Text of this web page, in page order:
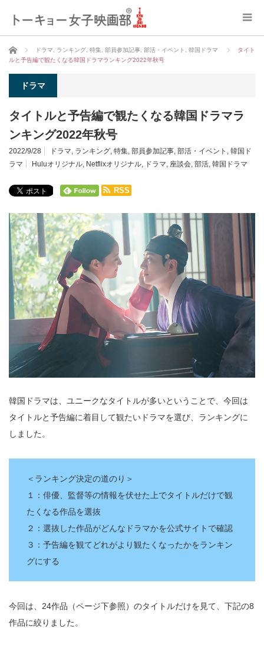
ホーム ドラマ ランキング 特集 部員参加記事 部活・イベント 韓国ドラマ
タイト
ルと予告編で観たくなる韓国ドラマランキング2022年秋号
ドラマ
タイトルと予告編で観たくなる韓国ドラマラ
ンキング2022年秋号
2022/9/28 ドラマ, ランキング, 特集, 部員参加記事, 部活・イベント , 韓国ド
ラマ
Huluオリジナル, Netflixオリジナル, ドラマ, 座談会, 部活, 韓国ドラマ
RSS
韓国ドラマは、ユニークなタイトルが多いということで、今回は
タイトルと予告編に着目して観たいドラマを選び、ランキングに
しました。
＜ランキング決定の道のり＞
１：俳優、監督等の情報を伏せた上でタイトルだけで観
たくなる作品を選抜
２：選抜した作品がどんなドラマかを公式サイトで確認
３：予告編を観てどれがより観たくなったかをランキン
グにする
今回は、24作品（ページ下参照）のタイトルだけを見て、下記の8
作品に絞りました。